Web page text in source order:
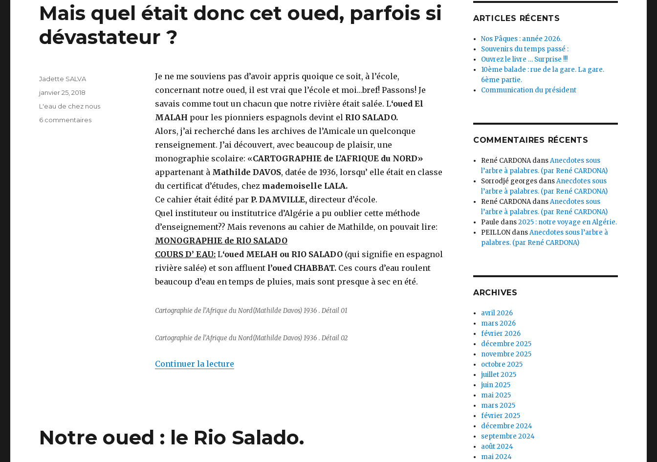
Mais quel était donc cet oued, parfois si
dévastateur ?
Je ne me souviens pas d’avoir appris quoique ce soit, à l’école,
concernant notre oued, il est vrai que l’école et moi…bref! Passons! Je
savais comme tout un chacun que notre rivière était salée. L‘oued El
MALAH pour les pionniers espagnols devint el RIO SALADO.
Alors, j’ai recherché dans les archives de l’Amicale un quelconque
renseignement. J’ai découvert, avec beaucoup de plaisir, une
monographie scolaire: «CARTOGRAPHIE de L’AFRIQUE du NORD»
appartenant à Mathilde DAVOS, datée de 1936, lorsqu’ elle était en classe
du certificat d’études, chez mademoiselle LALA.
Ce cahier était édité par P. DAMVILLE, directeur d’école.
Quel instituteur ou institutrice d’Algérie a pu oublier cette méthode
d’enseignement?? Mais revenons au cahier de Mathilde, on pouvait lire:
MONOGRAPHIE de RIO SALADO
COURS D’ EAU:L‘oued MELAH ou RIO SALADO(qui signifie en espagnol
rivière salée) et son affluent l’oued CHABBAT.Ces cours d’eau roulent
beaucoup d’eau en temps de pluies, mais sont presque à sec en été.
Cartographie de l’Afrique du Nord(Mathilde Davos) 1936 . Détail 01
Cartographie de l’Afrique du Nord(Mathilde Davos) 1936 . Détail 02
Continuer la lecturede « Mais quel était donc cet oued, parfois si dévastateur ? »
Auteur
Jadette SALVA
Publié
janvier 25, 2018
Catégories
L'eau de chez nous
6 commentairessur
Notre oued : le Rio Salado.
ARTICLES RÉCENTS
Nos Pâques : année 2026.
Souvenirs du temps passé :
Ouvrez le livre … Surprise !!!
10ème balade : rue de la gare. La gare.
6ème partie.
Communication du président
COMMENTAIRES RÉCENTS
René CARDONAdansAnecdotes sous
l’arbre à palabres. (par René CARDONA)
Sorrodjé georges dansAnecdotes sous
l’arbre à palabres. (par René CARDONA)
René CARDONAdansAnecdotes sous
l’arbre à palabres. (par René CARDONA)
Paule dans2025 : notre voyage en Algérie.
PEILLON dansAnecdotes sous l’arbre à
palabres. (par René CARDONA)
ARCHIVES
avril 2026
mars 2026
février 2026
décembre 2025
novembre 2025
octobre 2025
juillet 2025
juin 2025
mai 2025
mars 2025
février 2025
décembre 2024
septembre 2024
août 2024
mai 2024